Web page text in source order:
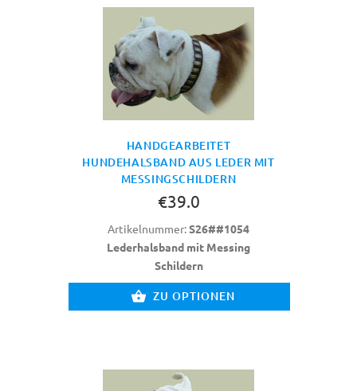
HANDGEARBEITET
HUNDEHALSBAND AUS LEDER MIT
MESSINGSCHILDERN
€39.0
Artikelnummer:S26##1054
Lederhalsband mit Messing
Schildern
ZU OPTIONEN